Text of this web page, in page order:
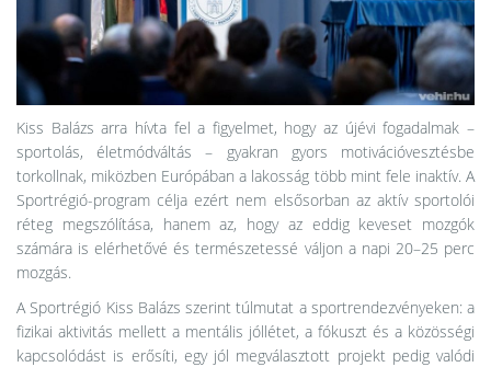
Kiss Balázs arra hívta fel a figyelmet, hogy az újévi fogadalmak –
sportolás, életmódváltás – gyakran gyors motivációvesztésbe
torkollnak, miközben Európában a lakosság több mint fele inaktív. A
Sportrégió-program célja ezért nem elsősorban az aktív sportolói
réteg megszólítása, hanem az, hogy az eddig keveset mozgók
számára is elérhetővé és természetessé váljon a napi 20–25 perc
mozgás.
A Sportrégió Kiss Balázs szerint túlmutat a sportrendezvényeken: a
fizikai aktivitás mellett a mentális jóllétet, a fókuszt és a közösségi
kapcsolódást is erősíti, egy jól megválasztott projekt pedig valódi